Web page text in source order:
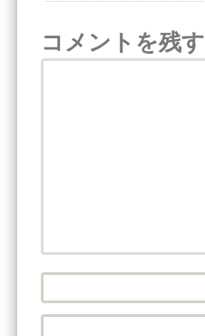
コメントを残す